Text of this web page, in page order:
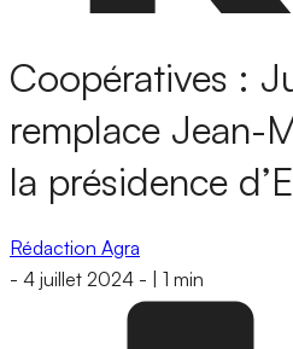
Coopératives :
remplace Jean-
la présidence
Rédaction Agra
- 4 juillet 2024 - 1 min